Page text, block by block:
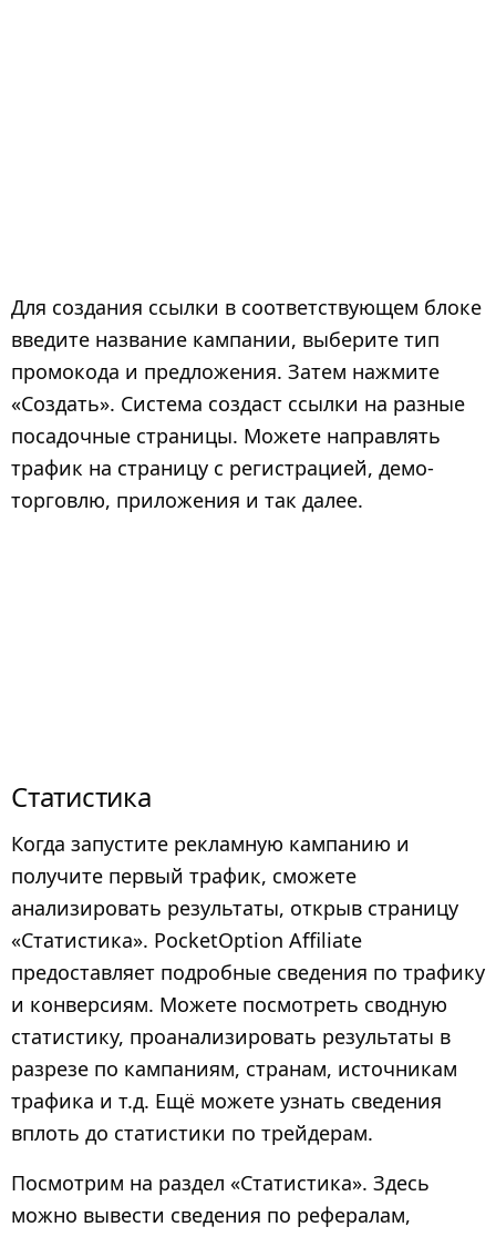
Для создания ссылки в соответствующем блоке
введите название кампании, выберите тип
промокода и предложения. Затем нажмите
«Создать». Система создаст ссылки на разные
посадочные страницы. Можете направлять
трафик на страницу с регистрацией, демо-
торговлю, приложения и так далее.
Статистика
Когда запустите рекламную кампанию и
получите первый трафик, сможете
анализировать результаты, открыв страницу
«Статистика». PocketOption Affiliate
предоставляет подробные сведения по трафику
и конверсиям. Можете посмотреть сводную
статистику, проанализировать результаты в
разрезе по кампаниям, странам, источникам
трафика и т.д. Ещё можете узнать сведения
вплоть до статистики по трейдерам.
Посмотрим на раздел «Статистика». Здесь
можно вывести сведения по рефералам,